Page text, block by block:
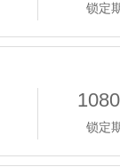
锁定
1080
锁定